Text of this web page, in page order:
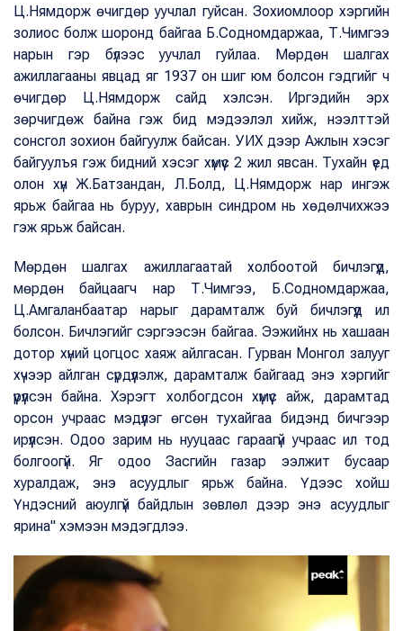
Ц.Нямдорж өчигдөр уучлал гуйсан. Зохиомлоор хэргийн
золиос болж шоронд байгаа Б.Содномдаржаа, Т.Чимгээ
нарын гэр бүлээс уучлал гуйлаа. Мөрдөн шалгах
ажиллагааны явцад яг 1937 он шиг юм болсон гэдгийг ч
өчигдөр Ц.Нямдорж сайд хэлсэн. Иргэдийн эрх
зөрчигдөж байна гэж бид мэдээлэл хийж, нээлттэй
сонсгол зохион байгуулж байсан. УИХ дээр Ажлын хэсэг
байгуулъя гэж бидний хэсэг хүмүүс 2 жил явсан. Тухайн үед
олон хүн Ж.Батзандан, Л.Болд, Ц.Нямдорж нар ингэж
ярьж байгаа нь буруу, хаврын синдром нь хөдөлчихжээ
гэж ярьж байсан.
Мөрдөн шалгах ажиллагаатай холбоотой бичлэгүүд,
мөрдөн байцаагч нар Т.Чимгээ, Б.Содномдаржаа,
Ц.Амгаланбаатар нарыг дарамталж буй бичлэгүүд ил
болсон. Бичлэгийг сэргээсэн байгаа. Ээжийнх нь хашаан
дотор хүний цогцос хаяж айлгасан. Гурван Монгол залууг
хүчээр айлган сүрдүүлэлж, дарамталж байгаад энэ хэргийг
үүрүүлсэн байна. Хэрэгт холбогдсон хүмүүс айж, дарамтад
орсон учраас мэдүүлэг өгсөн тухайгаа бидэнд бичгээр
ирүүлсэн. Одоо зарим нь нууцаас гараагүй учраас ил тод
болгоогүй. Яг одоо Засгийн газар ээлжит бусаар
хуралдаж, энэ асуудлыг ярьж байна. Үдээс хойш
Үндэсний аюулгүй байдлын зөвлөл дээр энэ асуудлыг
ярина" хэмээн мэдэгдлээ.